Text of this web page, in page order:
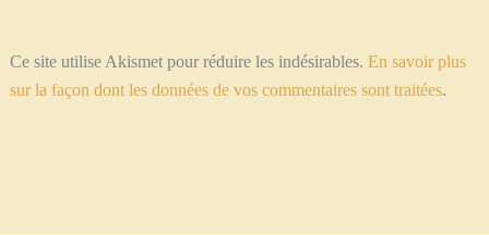
Ce site utilise Akismet pour réduire les indésirables. En savoir plus
sur la façon dont les données de vos commentaires sont traitées.